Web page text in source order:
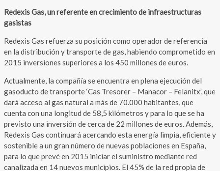
Redexis Gas, un referente en crecimiento de infraestructuras
gasistas
Redexis Gas refuerza su posición como operador de referencia
en la distribución y transporte de gas, habiendo comprometido en
2015 inversiones superiores a los 450 millones de euros.
Actualmente, la compañía se encuentra en plena ejecución del
gasoducto de transporte ‘Cas Tresorer – Manacor – Felanitx’, que
dará acceso al gas natural a más de 70.000 habitantes, que
cuenta con una longitud de 58,5 kilómetros y para lo que se ha
previsto una inversión de cerca de 22 millones de euros. Además,
Redexis Gas continuará acercando esta energía limpia, eficiente y
sostenible a un gran número de nuevas poblaciones en España,
para lo que prevé en 2015 iniciar el suministro mediante red
canalizada en 14 nuevos municipios. El 45% de la red propia de